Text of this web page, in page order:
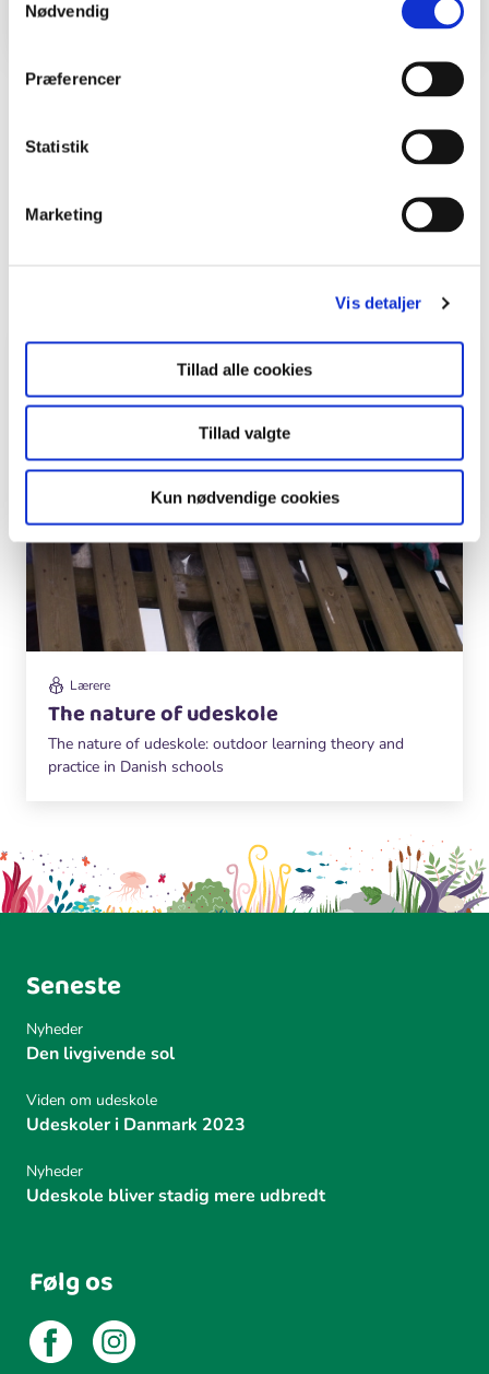
Nødvendig
Præferencer
Statistik
Marketing
Vis detaljer
Tillad alle cookies
Tillad valgte
Kun nødvendige cookies
Læs også
Lærere
The nature of udeskole
The nature of udeskole: outdoor learning theory and
practice in Danish schools
Viden om udeskole
Seneste
Nyheder
Den livgivende sol
Viden om udeskole
Udeskoler i Danmark 2023
Nyheder
Udeskole bliver stadig mere udbredt
Følg os